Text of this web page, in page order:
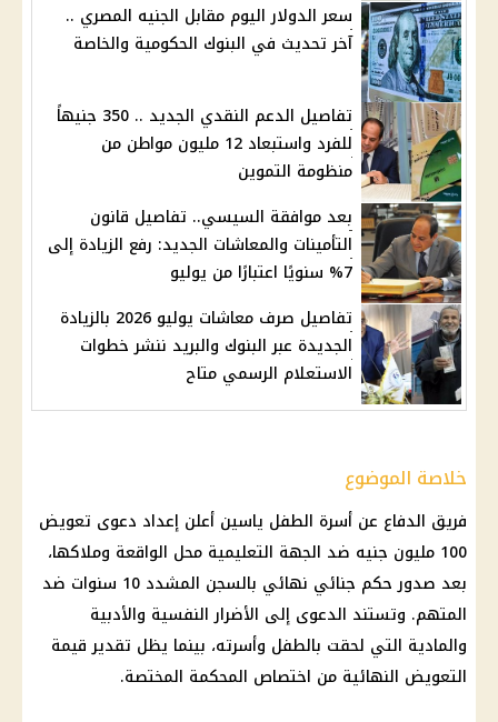
سعر الدولار اليوم مقابل الجنيه المصري ..
آخر تحديث في البنوك الحكومية والخاصة
تفاصيل الدعم النقدي الجديد .. 350 جنيهاً
للفرد واستبعاد 12 مليون مواطن من
منظومة التموين
بعد موافقة السيسي.. تفاصيل قانون
التأمينات والمعاشات الجديد: رفع الزيادة إلى
7% سنويًا اعتبارًا من يوليو
تفاصيل صرف معاشات يوليو 2026 بالزيادة
الجديدة عبر البنوك والبريد ننشر خطوات
الاستعلام الرسمي متاح
خلاصة الموضوع
فريق الدفاع عن أسرة الطفل ياسين أعلن إعداد دعوى تعويض
100 مليون جنيه ضد الجهة التعليمية محل الواقعة وملاكها،
بعد صدور حكم جنائي نهائي بالسجن المشدد 10 سنوات ضد
المتهم. وتستند الدعوى إلى الأضرار النفسية والأدبية
والمادية التي لحقت بالطفل وأسرته، بينما يظل تقدير قيمة
التعويض النهائية من اختصاص المحكمة المختصة.